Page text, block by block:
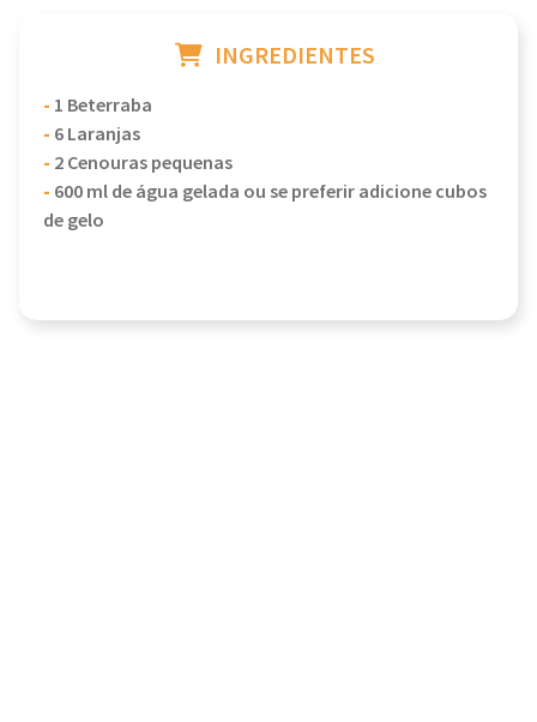
INGREDIENTES
- 1 Beterraba
- 6 Laranjas
- 2 Cenouras pequenas
- 600 ml de água gelada ou se preferir adicione cubos
de gelo